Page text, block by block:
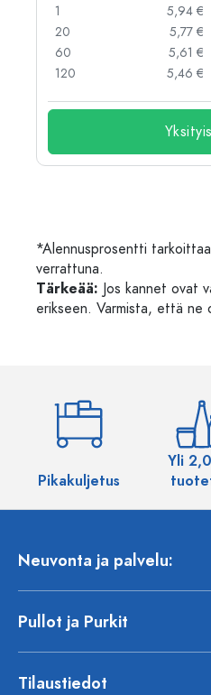
1
5,94 €
20
5,77 €
60
5,61 €
120
5,46 €
*Alennusprosentti
verrattuna.
Tärkeää: Jos kannet ovat
erikseen. Varmista, että ne
Pikakuljetus
Yli
Neuvonta ja palvelu:
Pullot ja Purkit
Tilaustiedot